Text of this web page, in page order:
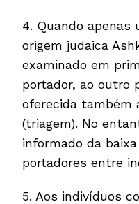
4. Quando apenas
origem judaica
examinado em
portador, ao outro
oferecida também
(triagem). No
informado da
portadores entre
5. Aos indivíduos